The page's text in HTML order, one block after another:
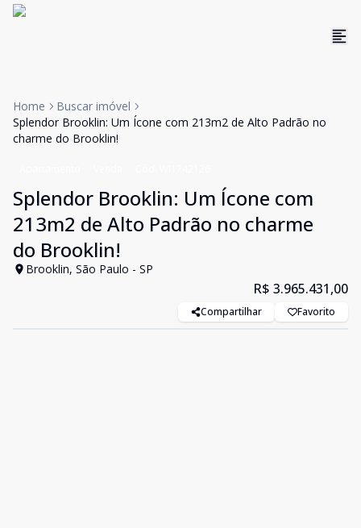
Home
Buscar imóvel
Splendor Brooklin: Um Ícone com 213m2 de Alto Padrão no
charme do Brooklin!
Splendor Brooklin: Um Ícone com
213m2 de Alto Padrão no charme
do Brooklin!
Brooklin, São Paulo - SP
R$ 3.965.431,00
Compartilhar Favorito